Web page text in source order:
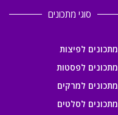
סוגי מתכונים
מתכונים לפיצות
מתכונים לפסטות
מתכונים למרקים
מתכונים לסלטים